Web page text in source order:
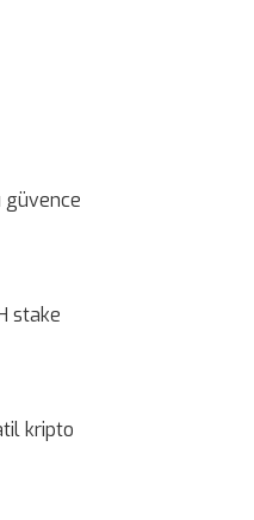
güvence
stake
kripto